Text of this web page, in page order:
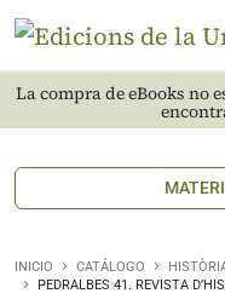
La compra de eBooks no
INICIO CATÁLOGO
PEDRALBES 41. REVISTA